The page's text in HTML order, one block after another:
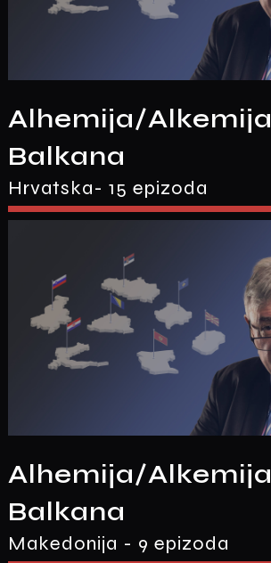
Alhemija/Alkemija
Balkana
Hrvatska- 15 epizoda
Alhemija/Alkemija
Balkana
Makedonija - 9 epizoda